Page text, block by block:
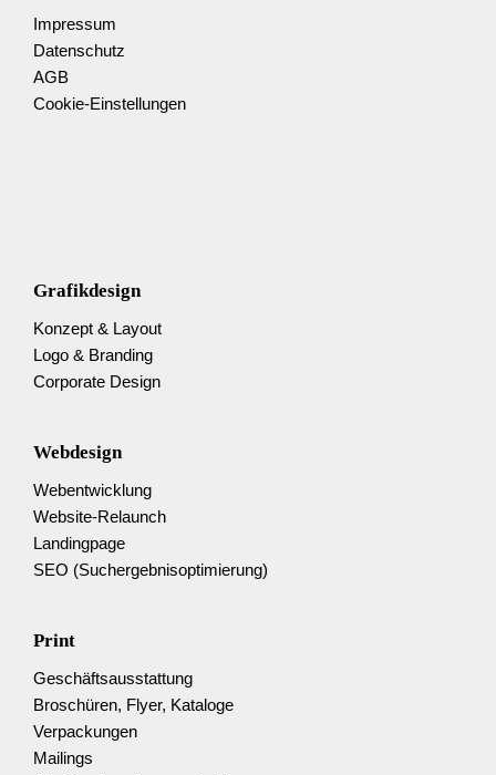
Impressum
Datenschutz
AGB
Cookie-Einstellungen
Grafikdesign
Konzept & Layout
Logo & Branding
Corporate Design
Webdesign
Web­entwicklung
Website-Relaunch
Landingpage
SEO (Suchergebnis­optimierung)
Print
Geschäftsausstattung
Broschüren, Flyer, Kataloge
Verpackungen
Mailings